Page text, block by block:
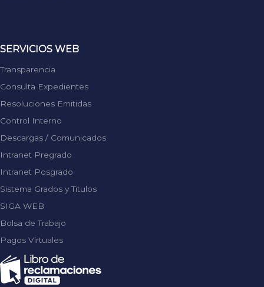
SERVICIOS WEB
Transparencia
Consulta Expedientes
Resoluciones Emitidas
Control Interno
Descargas / Comunicados
Intranet Pregrado
Intranet Posgrado
Sistema Grados y Titulos
SIGA WEB
Bolsa de Trabajo
Pagos Virtuales